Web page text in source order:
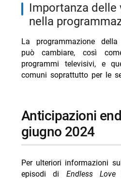
importanza delle variazioni
nella
La programmazione
può cambiare, così
programmi televisivi, e
comuni soprattutto per le
anticipazioni endless love
giugno 2024
Per ulteriori informazioni
episodi di Endless Love